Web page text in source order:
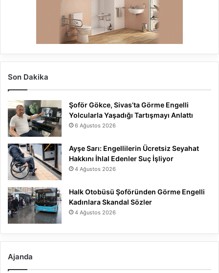
Son Dakika
Şoför Gökce, Sivas’ta Görme Engelli
Yolcularla Yaşadığı Tartışmayı Anlattı
6 Ağustos 2026
Ayşe Sarı: Engellilerin Ücretsiz Seyahat
Hakkını İhlal Edenler Suç İşliyor
4 Ağustos 2026
Halk Otobüsü Şoföründen Görme Engelli
Kadınlara Skandal Sözler
4 Ağustos 2026
Ajanda